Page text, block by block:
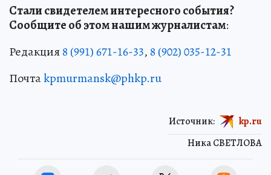
Стали свидетелем интересного события?
Сообщите об этом нашим журналистам:
Редакция8 (991) 671-16-33, 8 (902) 035-12-31
Почтаkpmurmansk@phkp.ru
Ника СВЕТЛОВА
Источник: kp.ru